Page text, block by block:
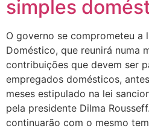
simples
O governo se comprometeu a
Doméstico, que reunirá numa
contribuições que devem ser
empregados domésticos,
meses estipulado na lei
pela presidente Dilma
continuarão com o mesmo